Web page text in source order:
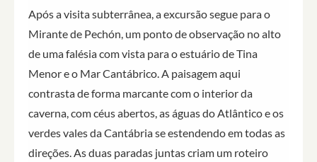
Após a visita subterrânea, a excursão segue para o
Mirante de Pechón, um ponto de observação no alto
de uma falésia com vista para o estuário de Tina
Menor e o Mar Cantábrico. A paisagem aqui
contrasta de forma marcante com o interior da
caverna, com céus abertos, as águas do Atlântico e os
verdes vales da Cantábria se estendendo em todas as
direções. As duas paradas juntas criam um roteiro